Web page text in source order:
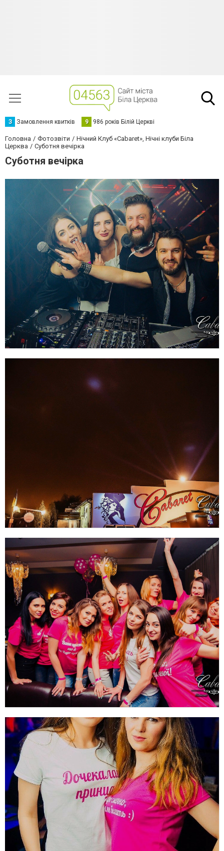
З Замовлення квитків 9 986 років Білій Церкві
Головна Фотозвіти
Нічний Клуб «Cabaret», Нічні клуби Біла
Церква
Суботня вечірка
Суботня вечірка